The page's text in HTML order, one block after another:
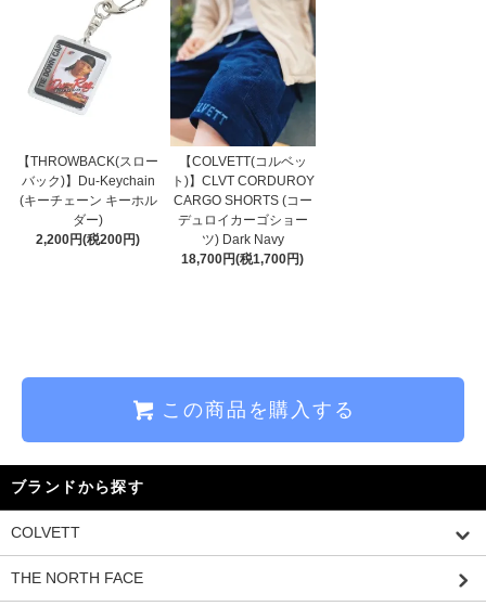
【THROWBACK(スロー
バック)】Du-Keychain
(キーチェーン キーホル
ダー)
2,200円(税200円)
【COLVETT(コルベッ
ト)】CLVT CORDUROY
CARGO SHORTS (コー
デュロイカーゴショー
ツ) Dark Navy
18,700円(税1,700円)
この商品を購入する
ブランドから探す
COLVETT
THE NORTH FACE